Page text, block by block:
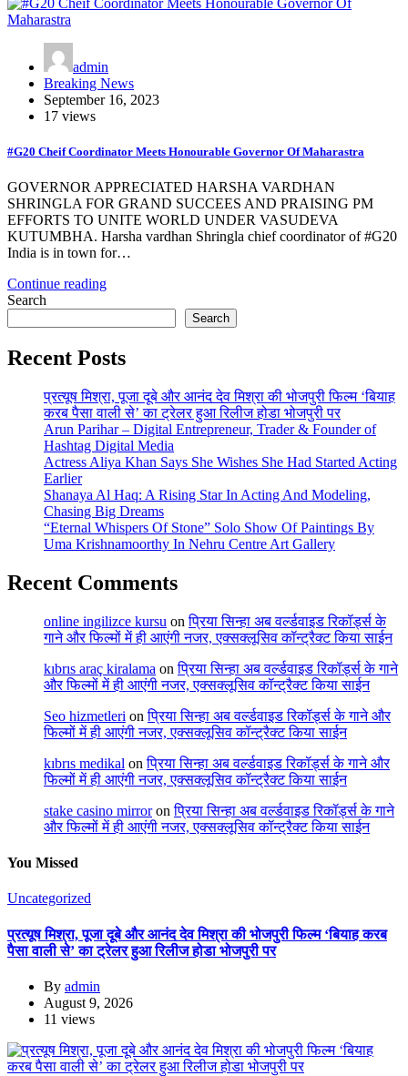
admin
Breaking News
September 16, 2023
17 views
#G20 Cheif Coordinator Meets Honourable Governor Of Maharastra
GOVERNOR APPRECIATED HARSHA VARDHAN
SHRINGLA FOR GRAND SUCCEES AND PRAISING PM
EFFORTS TO UNITE WORLD UNDER VASUDEVA
KUTUMBHA. Harsha vardhan Shringla chief coordinator of #G20
India is in town for…
Continue reading
Search
Search
Recent Posts
प्रत्यूष मिश्रा, पूजा दूबे और आनंद देव मिश्रा की भोजपुरी फिल्म ‘बियाह
करब पैसा वाली से’ का ट्रेलर हुआ रिलीज होडा भोजपुरी पर
Arun Parihar – Digital Entrepreneur, Trader & Founder of
Hashtag Digital Media
Actress Aliya Khan Says She Wishes She Had Started Acting
Earlier
Shanaya Al Haq: A Rising Star In Acting And Modeling,
Chasing Big Dreams
“Eternal Whispers Of Stone” Solo Show Of Paintings By
Uma Krishnamoorthy In Nehru Centre Art Gallery
Recent Comments
online ingilizce kursu onप्रिया सिन्हा अब वर्ल्डवाइड रिकॉर्ड्स के
गाने और फिल्मों में ही आएंगी नजर, एक्सक्लूसिव कॉन्ट्रैक्ट किया साईन
kıbrıs araç kiralama onप्रिया सिन्हा अब वर्ल्डवाइड रिकॉर्ड्स के गाने
और फिल्मों में ही आएंगी नजर, एक्सक्लूसिव कॉन्ट्रैक्ट किया साईन
Seo hizmetleri onप्रिया सिन्हा अब वर्ल्डवाइड रिकॉर्ड्स के गाने और
फिल्मों में ही आएंगी नजर, एक्सक्लूसिव कॉन्ट्रैक्ट किया साईन
kıbrıs medikal onप्रिया सिन्हा अब वर्ल्डवाइड रिकॉर्ड्स के गाने और
फिल्मों में ही आएंगी नजर, एक्सक्लूसिव कॉन्ट्रैक्ट किया साईन
stake casino mirroronप्रिया सिन्हा अब वर्ल्डवाइड रिकॉर्ड्स के गाने
और फिल्मों में ही आएंगी नजर, एक्सक्लूसिव कॉन्ट्रैक्ट किया साईन
You Missed
Uncategorized
प्रत्यूष मिश्रा, पूजा दूबे और आनंद देव मिश्रा की भोजपुरी फिल्म ‘बियाह करब
पैसा वाली से’ का ट्रेलर हुआ रिलीज होडा भोजपुरी पर
By admin
August 9, 2026
11 views